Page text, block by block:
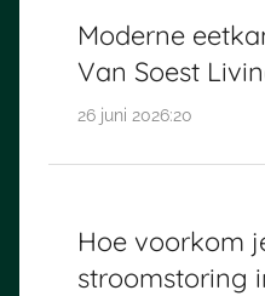
Moderne
Van Soest
26 juni 2026:20
Hoe voorkom
stroomstoring